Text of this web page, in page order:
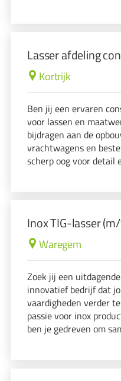
Lasser afdeling
Kortrijk
Ben jij een ervaren
voor lassen en
bijdragen aan de
vrachtwagens en
scherp oog voor
Inox TIG-lasser
Waregem
Zoek jij een
innovatief bedrijf dat
vaardigheden verder
passie voor inox
ben je gedreven om